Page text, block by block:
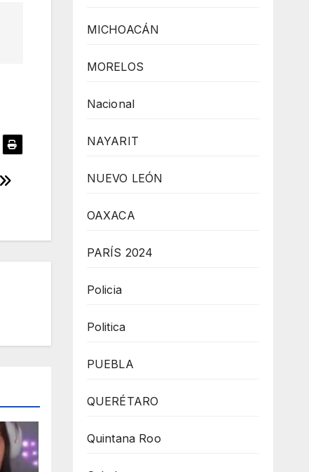
MICHOACÁN
MORELOS
Nacional
NAYARIT
NUEVO LEÓN
OAXACA
PARÍS 2024
Policia
Politica
PUEBLA
QUERÉTARO
Quintana Roo